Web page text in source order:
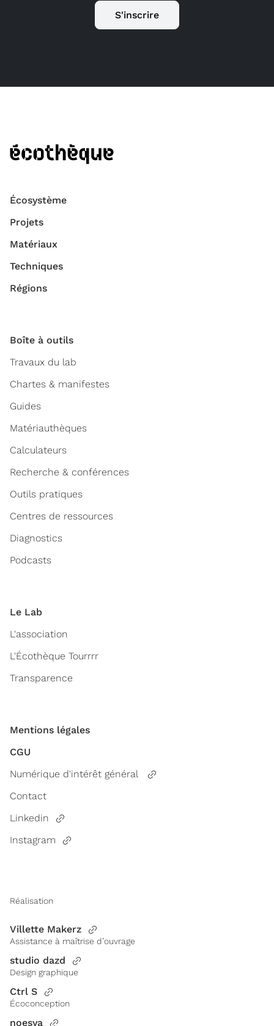
S'inscrire
Écosystème
Projets
Matériaux
Techniques
Régions
Boîte à outils
Travaux du lab
Chartes & manifestes
Guides
Matériauthèques
Calculateurs
Recherche & conférences
Outils pratiques
Centres de ressources
Diagnostics
Podcasts
Le Lab
L'association
L'Écothèque Tourrrr
Transparence
Mentions légales
CGU
Numérique d'intérêt général
Contact
Linkedin
Instagram
Réalisation
Villette Makerz
Assistance à maîtrise d’ouvrage
studio dazd
Design graphique
Ctrl S
Écoconception
noesya